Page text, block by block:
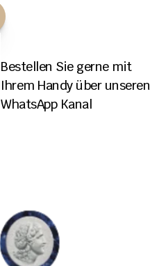
Bestellen Sie gerne mit
Ihrem Handy über unseren
WhatsApp Kanal